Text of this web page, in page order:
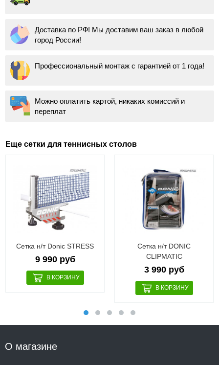
Доставка по РФ! Мы доставим ваш заказ в любой
город России!
Профессиональный монтаж с гарантией от 1 года!
Можно оплатить картой, никаких комиссий и
переплат
Еще сетки для теннисных столов
Сетка н/т Donic STRESS
9 990 руб
Сетка н/т DONIC
CLIPMATIC
3 990 руб
О магазине